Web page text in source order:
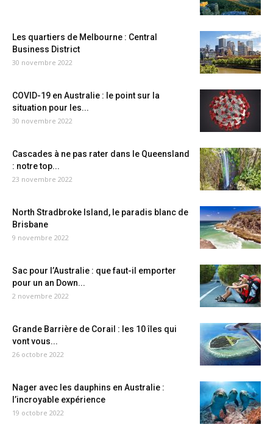
Les quartiers de Melbourne : Central
Business District
30 novembre 2022
COVID-19 en Australie : le point sur la
situation pour les...
30 novembre 2022
Cascades à ne pas rater dans le Queensland
: notre top...
23 novembre 2022
North Stradbroke Island, le paradis blanc de
Brisbane
9 novembre 2022
Sac pour l’Australie : que faut-il emporter
pour un an Down...
2 novembre 2022
Grande Barrière de Corail : les 10 îles qui
vont vous...
26 octobre 2022
Nager avec les dauphins en Australie :
l’incroyable expérience
19 octobre 2022